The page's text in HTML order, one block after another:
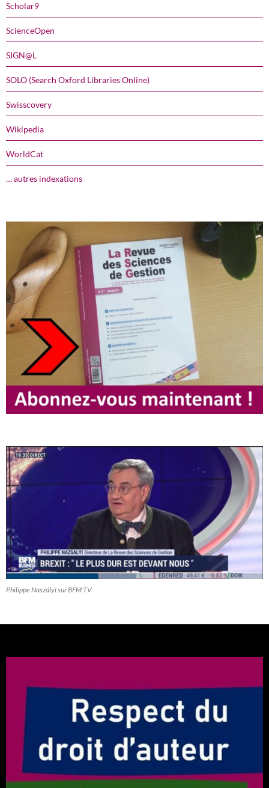
Scholar9
ScienceOpen
SIGN@L
SOLO (Search Oxford Libraries Online)
Swisscovery
Wikipedia
WorldCat
… autres indexations
Philippe Naszályi sur BFM TV